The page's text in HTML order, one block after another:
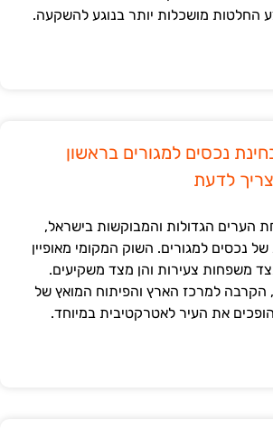
החלטות מושכלות יותר בנוגע להשקעה.
נכסים למגורים בראשון
לדעת
הערים הגדולות והמבוקשות בישראל,
נכסים למגורים. השוק המקומי מאופיין
משפחות צעירות והן מצד משקיעים.
הקרבה למרכז הארץ והפיתוח המואץ של
את העיר לאטרקטיבית במיוחד.